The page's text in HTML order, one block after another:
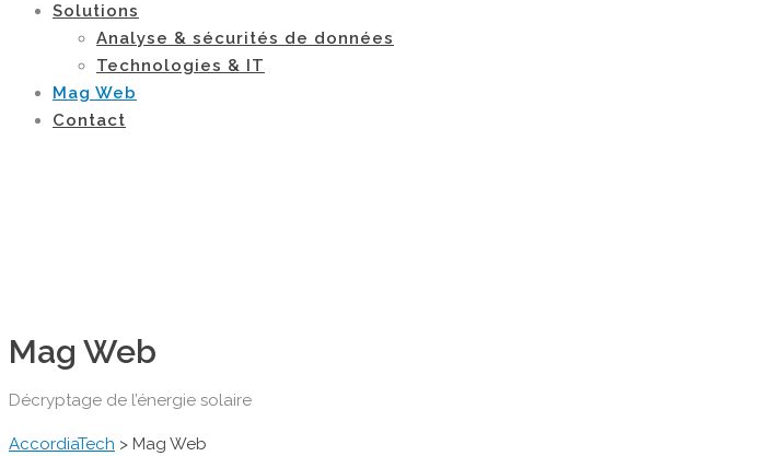
Solutions
Analyse & sécurités de données
Technologies & IT
Mag Web
Contact
Mag Web
Décryptage de l’énergie solaire
AccordiaTech > Mag Web